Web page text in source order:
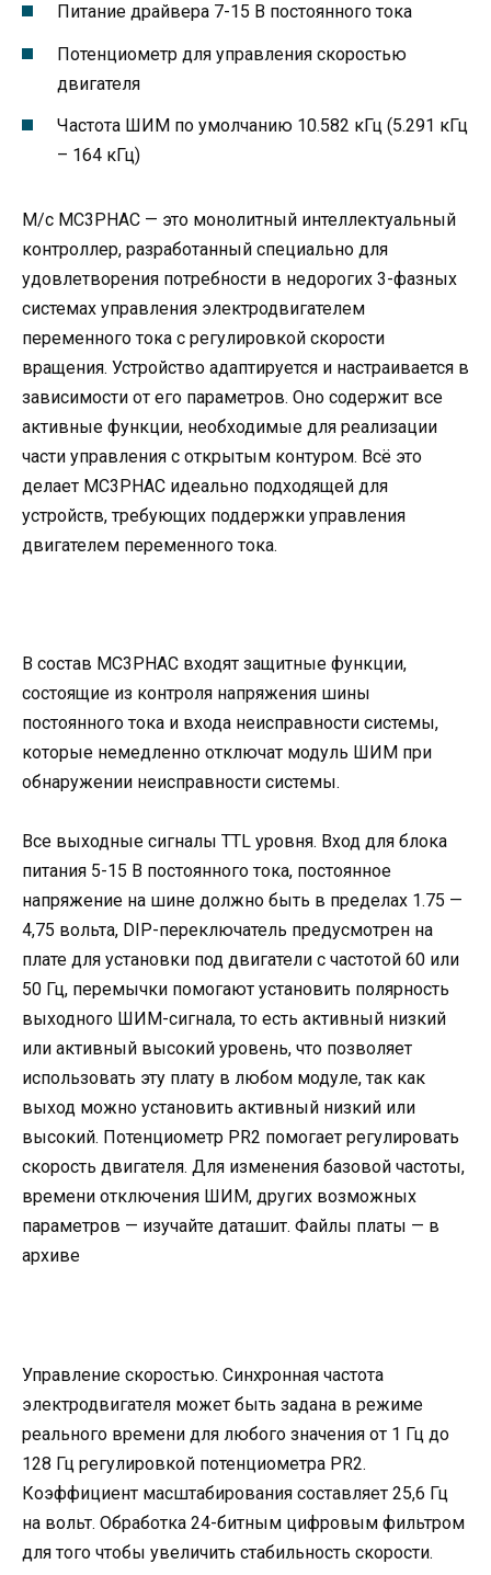
Питание драйвера 7-15 В постоянного тока
Потенциометр для управления скоростью
двигателя
Частота ШИМ по умолчанию 10.582 кГц (5.291 кГц
– 164 кГц)
М/с MC3PHAC — это монолитный интеллектуальный
контроллер, разработанный специально для
удовлетворения потребности в недорогих 3-фазных
системах управления электродвигателем
переменного тока с регулировкой скорости
вращения. Устройство адаптируется и настраивается в
зависимости от его параметров. Оно содержит все
активные функции, необходимые для реализации
части управления с открытым контуром. Всё это
делает MC3PHAC идеально подходящей для
устройств, требующих поддержки управления
двигателем переменного тока.
В состав MC3PHAC входят защитные функции,
состоящие из контроля напряжения шины
постоянного тока и входа неисправности системы,
которые немедленно отключат модуль ШИМ при
обнаружении неисправности системы.
Все выходные сигналы TTL уровня. Вход для блока
питания 5-15 В постоянного тока, постоянное
напряжение на шине должно быть в пределах 1.75 —
4,75 вольта, DIP-переключатель предусмотрен на
плате для установки под двигатели с частотой 60 или
50 Гц, перемычки помогают установить полярность
выходного ШИМ-сигнала, то есть активный низкий
или активный высокий уровень, что позволяет
использовать эту плату в любом модуле, так как
выход можно установить активный низкий или
высокий. Потенциометр PR2 помогает регулировать
скорость двигателя. Для изменения базовой частоты,
времени отключения ШИМ, других возможных
параметров — изучайте даташит. Файлы платы — в
архиве
Управление скоростью. Синхронная частота
электродвигателя может быть задана в режиме
реального времени для любого значения от 1 Гц до
128 Гц регулировкой потенциометра PR2.
Коэффициент масштабирования составляет 25,6 Гц
на вольт. Обработка 24-битным цифровым фильтром
для того чтобы увеличить стабильность скорости.